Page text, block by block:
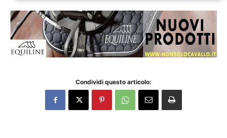
Condividi questo articolo: